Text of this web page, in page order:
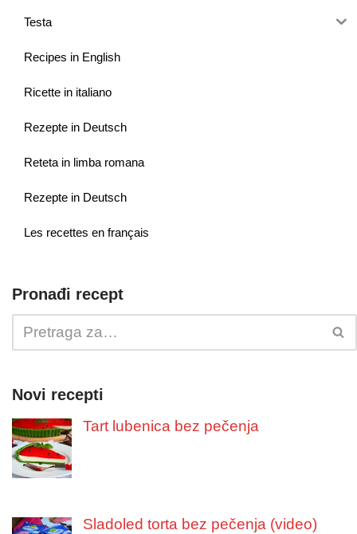
Testa
Recipes in English
Ricette in italiano
Rezepte in Deutsch
Reteta in limba romana
Rezepte in Deutsch
Les recettes en français
Pronađi recept
Novi recepti
Tart lubenica bez pečenja
Sladoled torta bez pečenja (video)